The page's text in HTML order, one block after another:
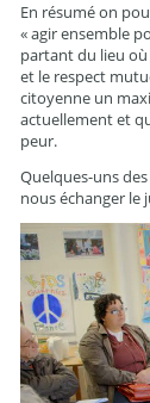
En résumé on
« agir ensemble
partant du lieu où
et le respect
citoyenne un
actuellement et
peur.
Quelques-uns
nous échanger le